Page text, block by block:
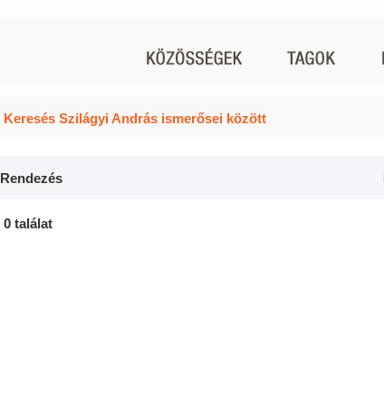
Keresés Szilágyi András ismerősei között
Rendezés
0 találat